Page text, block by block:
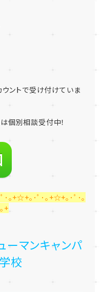
ントで受け付けていま
個別相談受付中！
｡+☆+｡･ﾟ･｡+☆+｡･ﾟ･｡
+
ーマンキャンパ
校